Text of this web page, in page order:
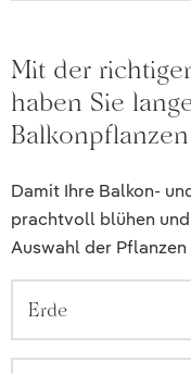
Mit der
haben Sie
Balkonpflanzen
Damit Ihre Balkon-
prachtvoll blühen
Auswahl der
Erde